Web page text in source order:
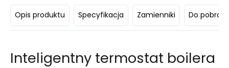
Opis produktu Specyfikacja Zamienniki Do
Inteligentny termostat boilera